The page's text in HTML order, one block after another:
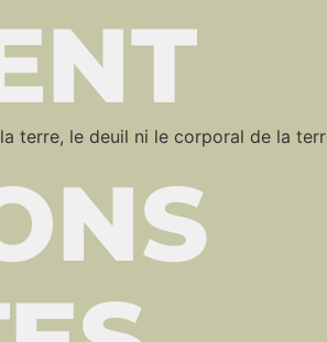
terre, le deuil ni le corporal de la